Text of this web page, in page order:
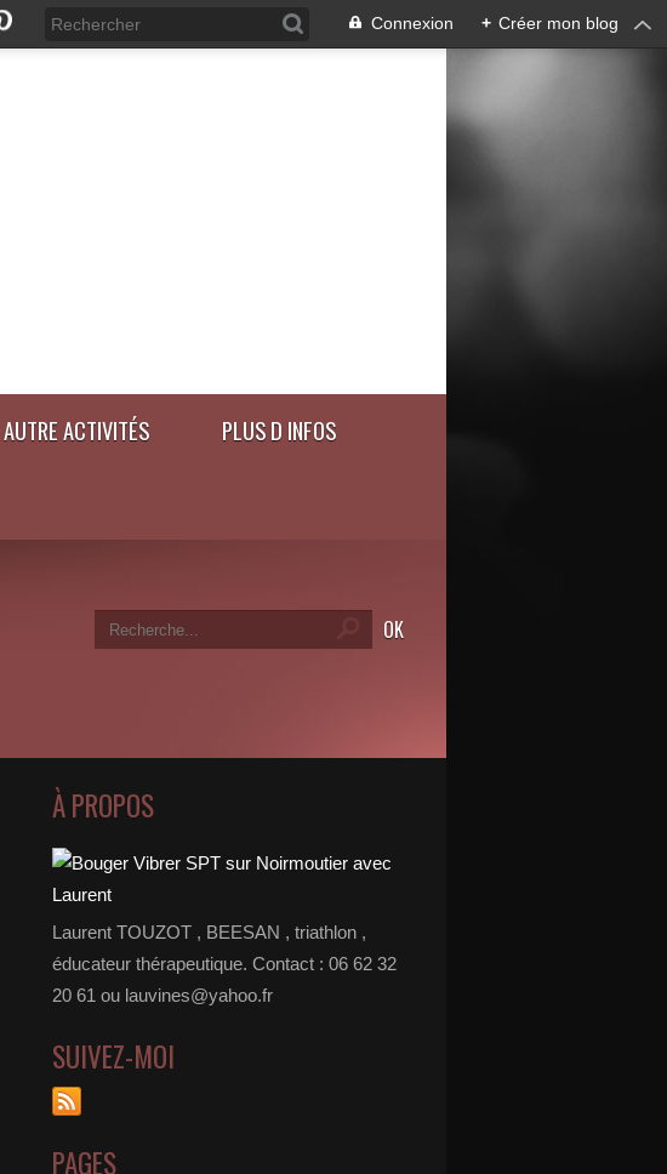
Connexion + Créer mon blog
ACTIVITÉS PLUS D INFOS
À PROPOS
Laurent TOUZOT , BEESAN , triathlon ,
éducateur thérapeutique. Contact : 06 62 32
20 61 ou lauvines@yahoo.fr
SUIVEZ-MOI
PAGES